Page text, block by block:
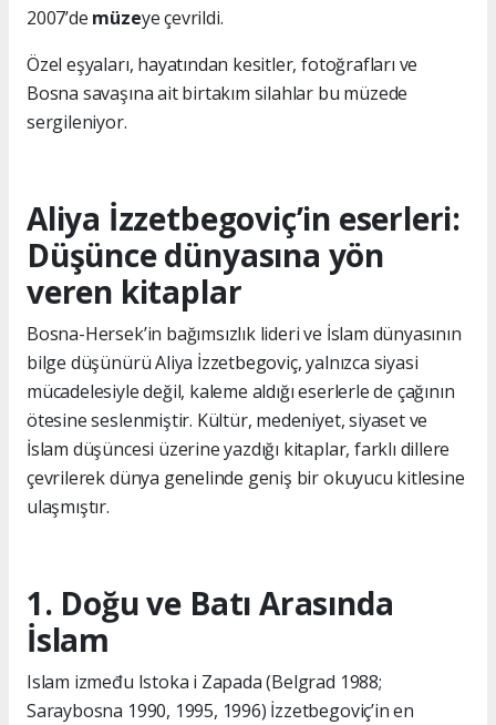
2007’de müzeye çevrildi.
Özel eşyaları, hayatından kesitler, fotoğrafları ve
Bosna savaşına ait birtakım silahlar bu müzede
sergileniyor.
Aliya İzzetbegoviç’in eserleri:
Düşünce dünyasına yön
veren kitaplar
Bosna-Hersek’in bağımsızlık lideri ve İslam dünyasının
bilge düşünürü Aliya İzzetbegoviç, yalnızca siyasi
mücadelesiyle değil, kaleme aldığı eserlerle de çağının
ötesine seslenmiştir. Kültür, medeniyet, siyaset ve
İslam düşüncesi üzerine yazdığı kitaplar, farklı dillere
çevrilerek dünya genelinde geniş bir okuyucu kitlesine
ulaşmıştır.
1. Doğu ve Batı Arasında
İslam
Islam između Istoka i Zapada (Belgrad 1988;
Saraybosna 1990, 1995, 1996) İzzetbegoviç’in en